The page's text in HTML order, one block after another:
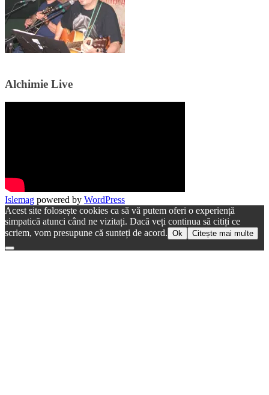
Alchimie Live
Islemag powered by WordPress
Acest site folosește cookies ca să vă putem oferi o experiență
simpatică atunci când ne vizitați. Dacă veți continua să citiți ce
scriem, vom presupune că sunteți de acord. Ok Citește mai multe